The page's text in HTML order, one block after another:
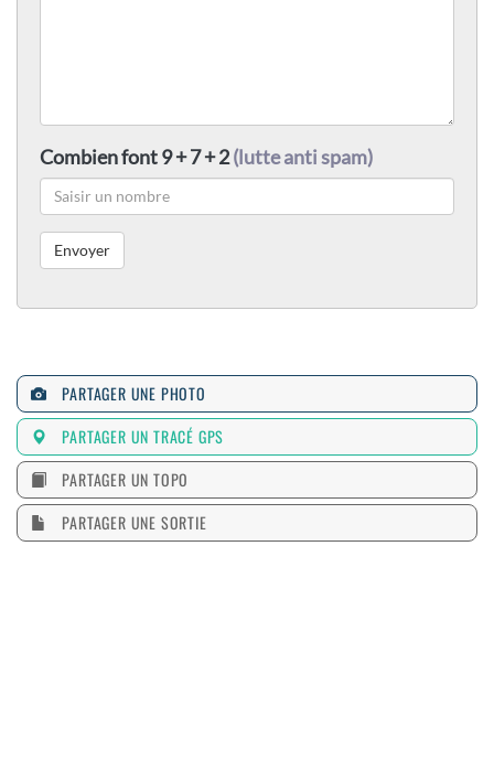
Combien font 9 + 7 + 2(lutte anti spam)
PARTAGER UNE PHOTO
PARTAGER UN TRACÉ GPS
PARTAGER UN TOPO
PARTAGER UNE SORTIE